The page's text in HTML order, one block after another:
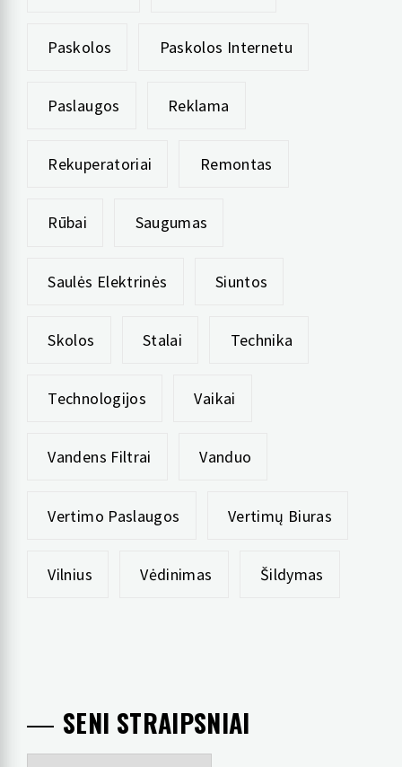
Paskolos Paskolos Internetu
Paslaugos Reklama
Rekuperatoriai Remontas
Rūbai Saugumas
Saulės Elektrinės Siuntos
Skolos Stalai Technika
Technologijos Vaikai
Vandens Filtrai Vanduo
Vertimo Paslaugos Vertimų Biuras
Vilnius Vėdinimas Šildymas
SENI STRAIPSNIAI